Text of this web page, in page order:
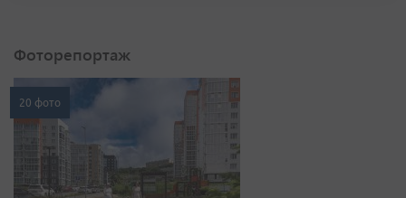
Фоторепортаж
20 фото